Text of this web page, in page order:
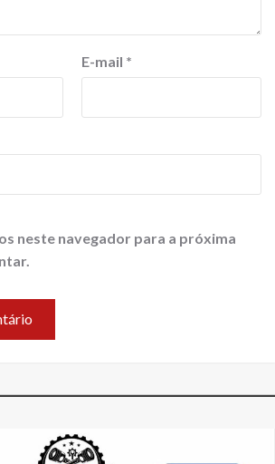
E-mail *
neste navegador para a próxima